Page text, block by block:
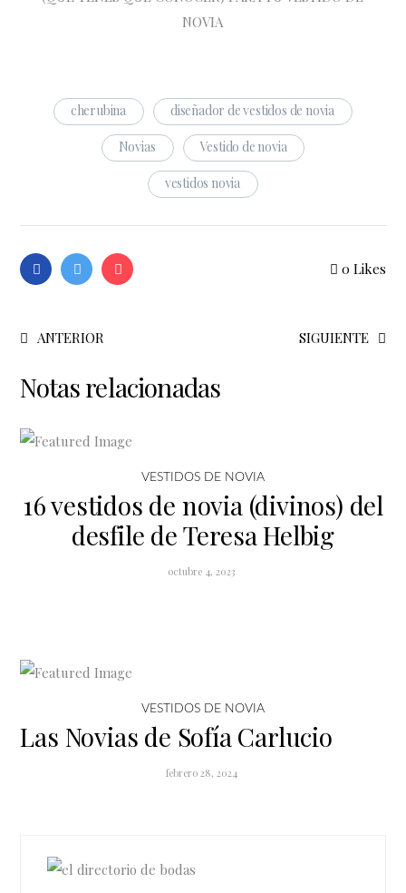
NOVIA
cherubina diseñador de vestidos de novia
Novias Vestido de novia
vestidos novia
0 Likes
ANTERIOR SIGUIENTE
Notas relacionadas
VESTIDOS DE NOVIA
16 vestidos de novia (divinos) del
desfile de Teresa Helbig
octubre 4, 2023
VESTIDOS DE NOVIA
Las Novias de Sofía Carlucio
febrero 28, 2024